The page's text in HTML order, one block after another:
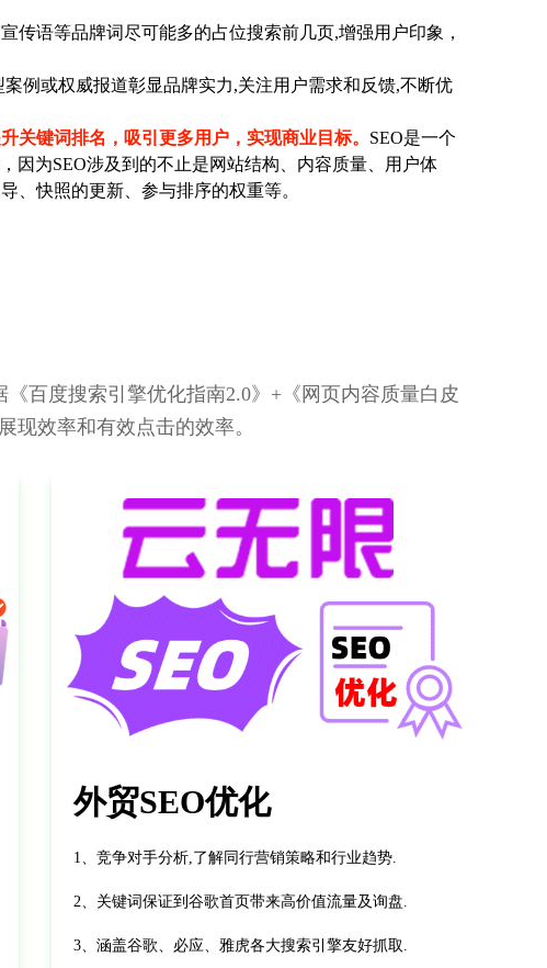
传语等品牌词尽可能多的占位搜索前几页,增强用户印象，
例或权威报道彰显品牌实力,关注用户需求和反馈,不断优
关键词排名，吸引更多用户，实现商业目标。 SEO是一个
因为SEO涉及到的不止是网站结构、内容质量、用户体
、快照的更新、参与排序的权重等。
百度搜索引擎优化指南2.0》+《网页内容质量白皮
现效率和有效点击的效率。
外贸SEO优化
1、竞争对手分析,了解同行营销策略和行业趋势.
2、关键词保证到谷歌首页带来高价值流量及询盘.
3、涵盖谷歌、必应、雅虎各大搜索引擎友好抓取.